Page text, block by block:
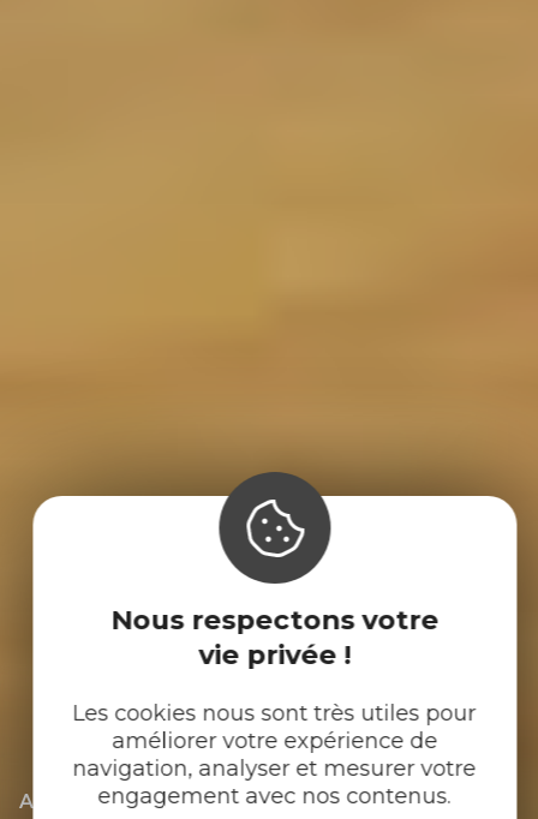
Nous respectons votre
vie privée !
Les cookies nous sont très utiles pour
améliorer votre expérience de
navigation, analyser et mesurer votre
engagement avec nos contenus.
Accueil | Nous sortons | Tout l’agenda